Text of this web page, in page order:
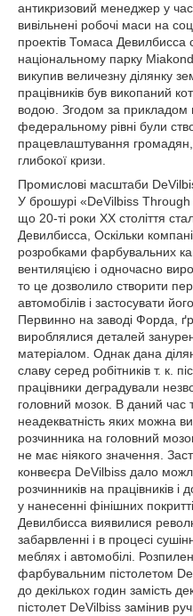
антикризовий менеджер у
вивільнені робочі маси на
проектів Томаса
національному парку
викупив величезну ділянку
працівників був викопаний
водою. Згодом за прикладом
федеральному рівні були
працевлаштування
глибокої кризи.
Промислові масштаби
У брошурі «DeVilbiss Through
що 20-ті роки ХХ століття
Девилбисса, Оскільки
розробками фарбувальних
вентиляцією і одночасно
то це дозволило створити
автомобілів і застосувати
Первинно на заводі Форда,
вироблялися деталей
матеріалом. Однак дана
славу серед робітників т. к.
працівники деградували
головний мозок. В даний час
неадекватність яких можна
розчинника на головний
не має ніякого значення.
конвеєра DeVilbiss дало
розчинників на працівників
у нанесенні фінішних
Девилбисса виявилися
забарвленні і в процесі
меблях і автомобілі.
фарбувальним пістолетом
до декількох годин замість
пістолет DeVilbiss замінив